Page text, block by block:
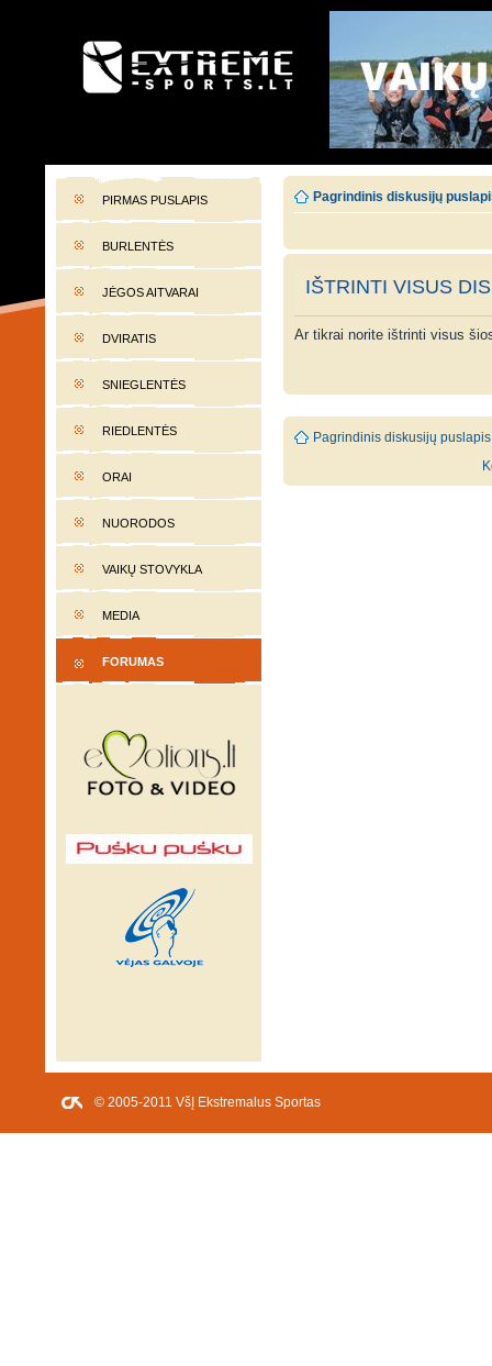
EXTREME-SPORTS.LT
PIRMAS PUSLAPIS
BURLENTĖS
JĖGOS AITVARAI
DVIRATIS
SNIEGLENTĖS
RIEDLENTĖS
ORAI
NUORODOS
VAIKŲ STOVYKLA
MEDIA
FORUMAS
Pagrindinis diskusijų
IŠTRINTI VISUS
Ar tikrai norite ištrinti visus
Pagrindinis diskusijų puslapis
© 2005-2011 VšĮ Ekstremalus Sportas